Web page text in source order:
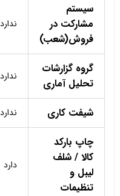
سیستم
مشارکت در
فروش(شعب)
ندارد
گروه گزارشات
تحلیل آماری
ندارد
شیفت کاری ندارد
چاپ بارکد
کالا / شلف
لیبل و
تنظیمات
دارد